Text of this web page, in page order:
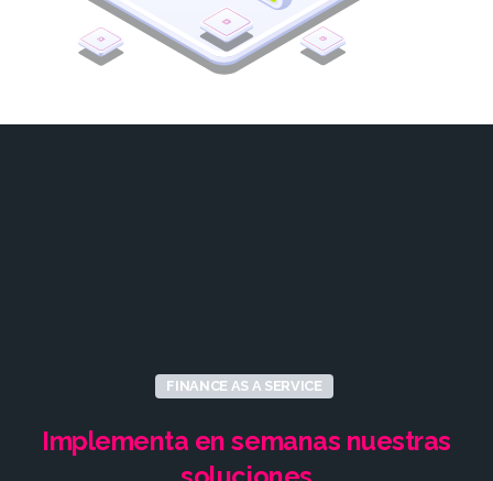
FINANCE AS A SERVICE
Implementa en semanas nuestras